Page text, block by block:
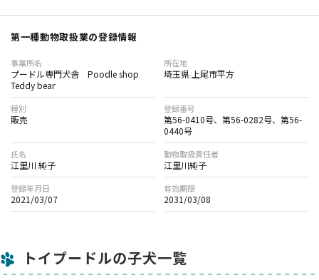
第一種動物取扱業の登録情報
事業所名
プードル専門犬舎 Poodle shop
Teddy bear
所在地
埼玉県 上尾市平方
種別
販売
登録番号
第56-0410号、第56-0282号、第56-
0440号
氏名
江里川 純子
動物取扱責任者
江里川純子
登録年月日
2021/03/07
有効期限
2031/03/08
トイプードルの子犬一覧